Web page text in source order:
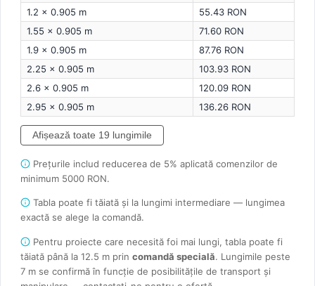
1.2 × 0.905 m
55.43 RON
1.55 × 0.905 m
71.60 RON
1.9 × 0.905 m
87.76 RON
2.25 × 0.905 m
103.93 RON
2.6 × 0.905 m
120.09 RON
2.95 × 0.905 m
136.26 RON
Afișează toate 19 lungimile
Prețurile includ reducerea de 5% aplicată comenzilor de
minimum 5000 RON.
Tabla poate fi tăiată și la lungimi intermediare — lungimea
exactă se alege la comandă.
Pentru proiecte care necesită foi mai lungi, tabla poate fi
tăiată până la 12.5 m prin comandă specială. Lungimile peste
7 m se confirmă în funcție de posibilitățile de transport și